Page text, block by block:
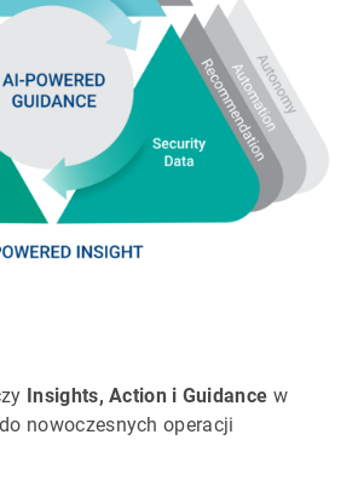
Insights, Action i Guidance w
nowoczesnych operacji